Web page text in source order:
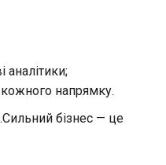
аналітики;
напрямку.
бізнес — це